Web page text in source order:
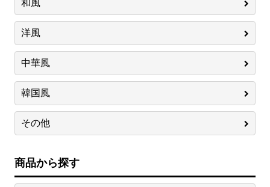
和風
洋風
中華風
韓国風
その他
商品から探す